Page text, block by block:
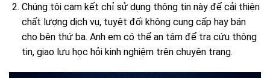
Chúng tôi cam kết chỉ sử dụng thông tin này để cải thiện
chất lượng dịch vụ, tuyệt đối không cung cấp hay bán
cho bên thứ ba. Anh em có thể an tâm để tra cứu thông
tin, giao lưu học hỏi kinh nghiệm trên chuyên trang.